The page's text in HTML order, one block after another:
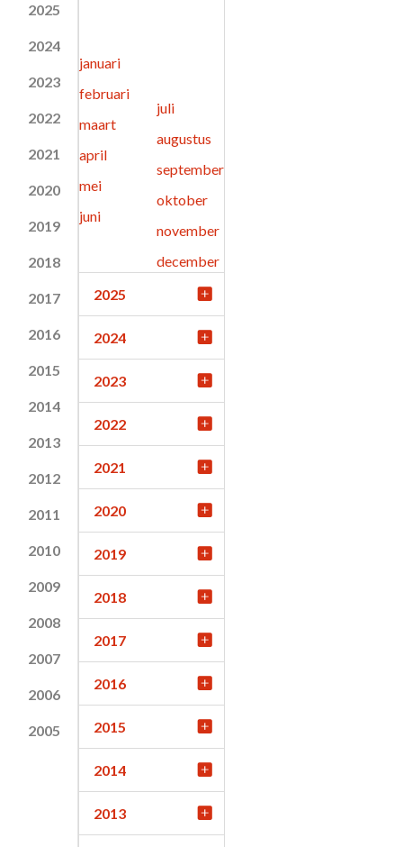
2025
2024
2023
2022
2021
2020
2019
2018
2017
2016
2015
2014
2013
2012
2011
2010
2009
2008
2007
2006
2005
januari
februari
maart
april
mei
juni
juli
augustus
september
oktober
november
december
2025
2024
2023
2022
2021
2020
2019
2018
2017
2016
2015
2014
2013